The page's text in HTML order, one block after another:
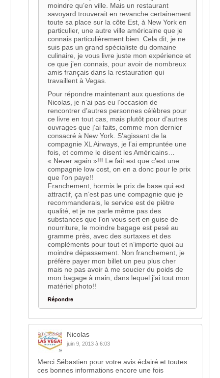
moindre qu’en ville. Mais un restaurant
savoyard trouverait en revanche certainement
toute sa place sur la côte Est, à New York en
particulier, une autre ville américaine que je
connais particulièrement bien. Cela dit, je ne
suis pas un grand spécialiste du domaine
culinaire, je vous livre juste mon expérience et
ce que j’en connais, pour avoir de nombreux
amis français dans la restauration qui
travaillent à Vegas.
Pour répondre maintenant aux questions de
Nicolas, je n’ai pas eu l’occasion de
rencontrer d’autres personnes célèbres pour
ce livre en tout cas, mais plutôt pour d’autres
ouvrages que j’ai faits, comme mon dernier
consacré à New York. S’agissant de la
compagnie XL Airways, je l’ai empruntée une
fois, et comme le disent les Américains…
« Never again »!!! Le fait est que c’est une
compagnie low cost, on en a donc pour le prix
que l’on paye!!
Franchement, hormis le prix de base qui est
attractif, ça n’est pas une compagnie que je
recommanderais, le service est de piètre
qualité, et je ne parle même pas des
substances que l’on vous sert en guise de
nourriture, le moindre bagage est pesé au
gramme près, avec des surtaxes et des
compléments pour tout et n’importe quoi au
moindre dépassement. Non franchement, je
préfère payer mon billet un peu plus cher
mais ne pas avoir à me soucier du poids de
mon bagage à main, dans lequel j’ai tout mon
matériel photo!!
Répondre
Nicolas
juin 9, 2013 à 6:03
Merci Sébastien pour votre avis éclairé et toutes
ces bonnes informations encore une fois